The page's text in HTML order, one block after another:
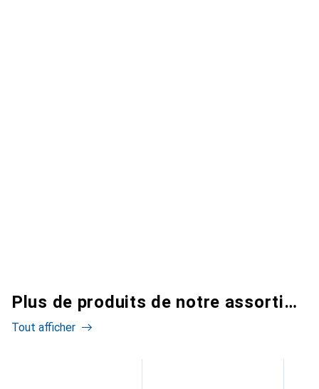
Plus de produits de notre assortiment
Tout afficher